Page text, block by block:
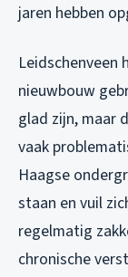
jaren hebben
Leidschenveen
nieuwbouw
glad zijn, maar
vaak
Haagse
staan en vuil
regelmatig
chronische